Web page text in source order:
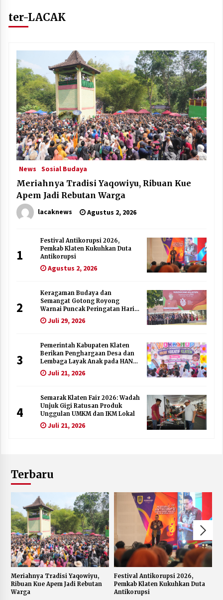
ter-LACAK
News Sosial Budaya
Meriahnya Tradisi Yaqowiyu, Ribuan Kue
Apem Jadi Rebutan Warga
lacaknews Agustus 2, 2026
1
Festival Antikorupsi 2026,
Pemkab Klaten Kukuhkan Duta
Antikorupsi
Agustus 2, 2026
2
Keragaman Budaya dan
Semangat Gotong Royong
Warnai Puncak Peringatan Hari
Jadi Klaten ke-222
Juli 29, 2026
3
Pemerintah Kabupaten Klaten
Berikan Penghargaan Desa dan
Lembaga Layak Anak pada HAN
2026Juli 21, 2026
4
Semarak Klaten Fair 2026: Wadah
Unjuk Gigi Ratusan Produk
Unggulan UMKM dan IKM Lokal
Juli 21, 2026
Terbaru
Meriahnya Tradisi Yaqowiyu,
Ribuan Kue Apem Jadi Rebutan
Warga
Festival Antikorupsi 2026,
Pemkab Klaten Kukuhkan Duta
Antikorupsi